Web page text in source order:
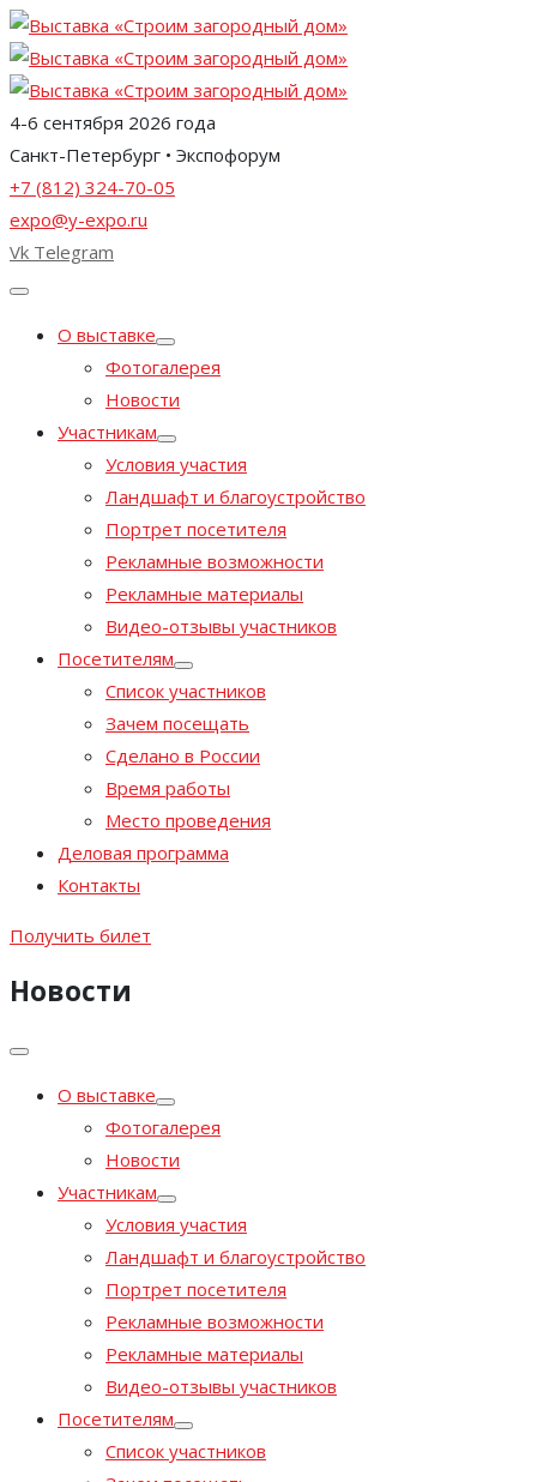
4-6 сентября 2026 года
Санкт-Петербург • Экспофорум
+7 (812) 324-70-05
expo@y-expo.ru
Vk Telegram
О выставке
Фотогалерея
Новости
Участникам
Условия участия
Ландшафт и благоустройство
Портрет посетителя
Рекламные возможности
Рекламные материалы
Видео-отзывы участников
Посетителям
Список участников
Зачем посещать
Сделано в России
Время работы
Место проведения
Деловая программа
Контакты
Получить билет
Новости
О выставке
Фотогалерея
Новости
Участникам
Условия участия
Ландшафт и благоустройство
Портрет посетителя
Рекламные возможности
Рекламные материалы
Видео-отзывы участников
Посетителям
Список участников